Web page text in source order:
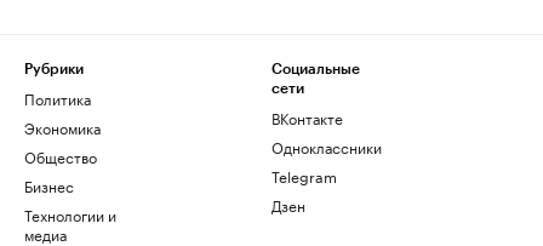
Рубрики
Политика
Экономика
Общество
Бизнес
Технологии и
медиа
Социальные
сети
ВКонтакте
Одноклассники
Telegram
Дзен